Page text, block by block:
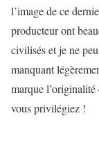
l’image de ce
producteur ont
civilisés et je ne
manquant
marque
vous privilégiez !